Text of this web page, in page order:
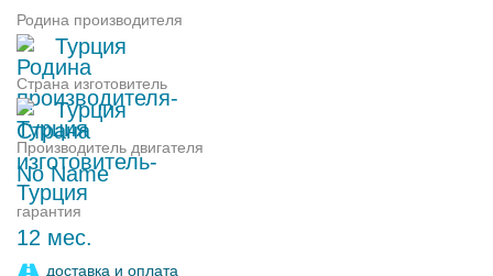
Родина производителя
Турция
Страна изготовитель
Турция
Производитель двигателя
No Name
гарантия
12 мес.
доставка и оплата